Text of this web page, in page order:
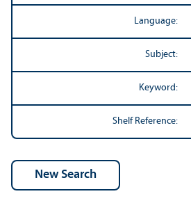
Language:
Subject:
Keyword:
Shelf Reference: